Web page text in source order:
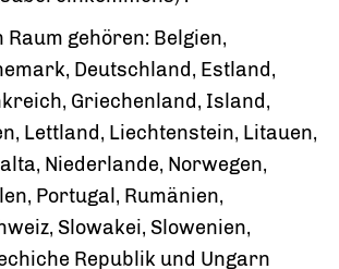
Raum gehören: Belgien,
Deutschland, Estland,
Griechenland, Island,
Lettland, Liechtenstein, Litauen,
Niederlande, Norwegen,
Portugal, Rumänien,
Slowakei, Slowenien,
Republik und Ungarn